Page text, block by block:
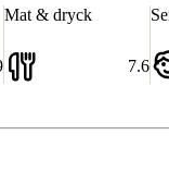
Mat & dryck
7.6